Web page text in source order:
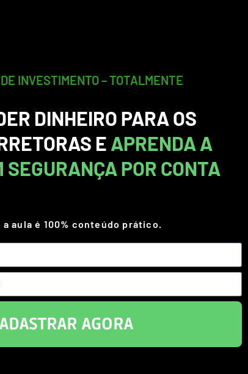
INVESTIMENTO – TOTALMENTE
DINHEIRO PARA OS
E APRENDA A
SEGURANÇA POR CONTA
aula é 100% conteúdo prático.
AGORA